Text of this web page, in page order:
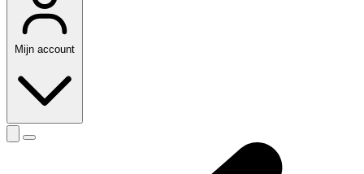
Mijn account